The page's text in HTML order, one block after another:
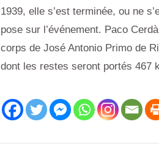
1939, elle s’est terminée, ou ne
pose sur l’événement. Paco
corps de José Antonio Primo de
dont les restes seront portés 467